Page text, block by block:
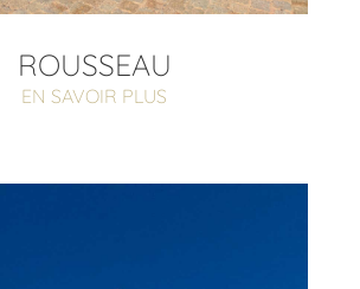
ROUSSEAU
EN SAVOIR PLUS